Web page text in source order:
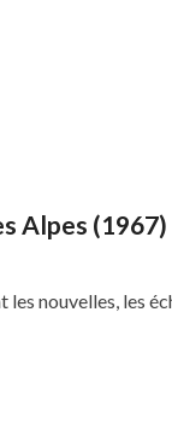
Alpes (1967)
nouvelles, les